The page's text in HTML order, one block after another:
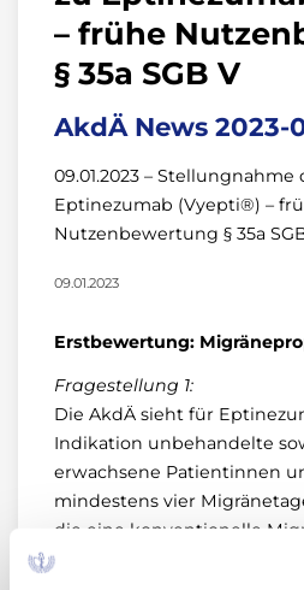
– frühe
§ 35a SGB V
AkdÄ News 2023-
09.01.2023 – Stellungnahme
Eptinezumab (Vyepti®) –
Nutzenbewertung § 35a
09.01.2023
Erstbewertung:
Fragestellung 1:
Die AkdÄ sieht für
Indikation unbehandelte
erwachsene Patientinnen
mindestens vier
die eine konventionelle
infrage kommt, einen